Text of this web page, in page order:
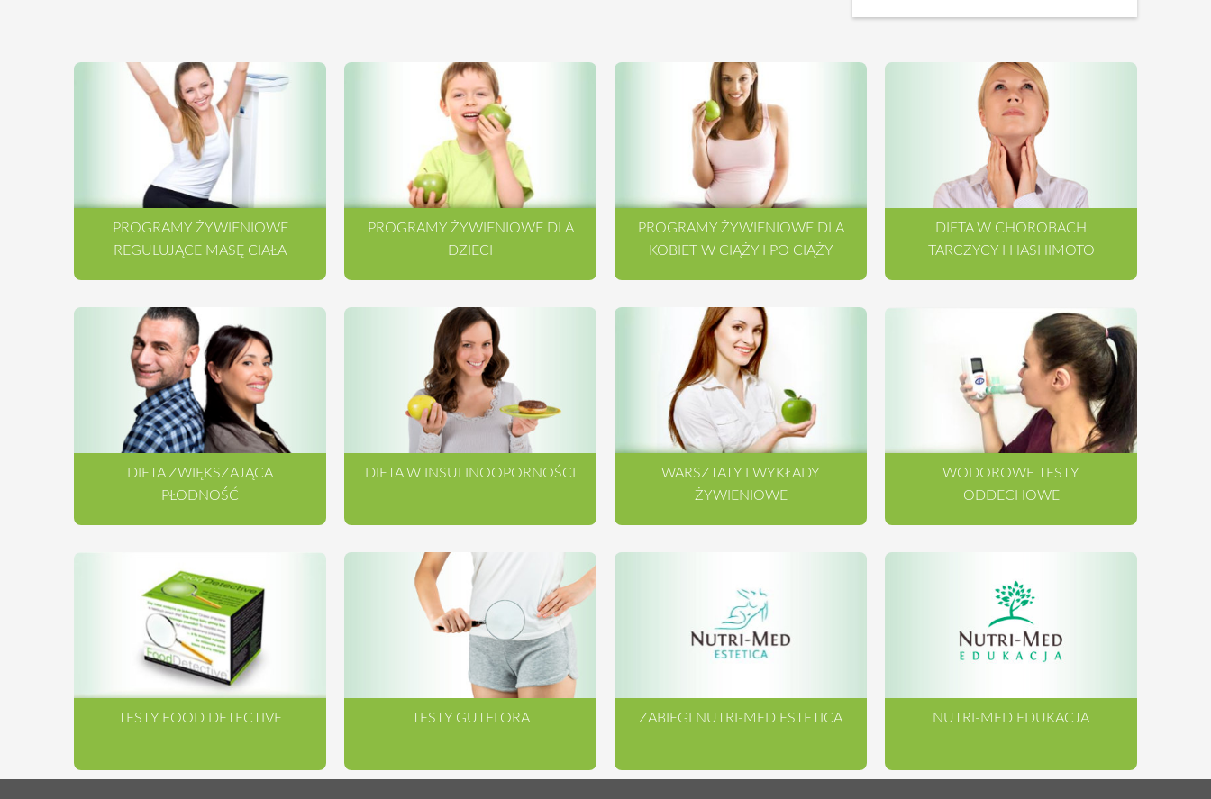
PROGRAMY ŻYWIENIOWE
REGULUJĄCE MASĘ CIAŁA
PROGRAMY ŻYWIENIOWE DLA
DZIECI
PROGRAMY ŻYWIENIOWE DLA
KOBIET W CIĄŻY I PO CIĄŻY
DIETA W CHOROBACH
TARCZYCY I HASHIMOTO
DIETA ZWIĘKSZAJĄCA
PŁODNOŚĆ
DIETA W INSULINOOPORNOŚCI
WARSZTATY I WYKŁADY
ŻYWIENIOWE
WODOROWE TESTY
ODDECHOWE
TESTY FOOD DETECTIVE TESTY GUTFLORA ZABIEGI NUTRI-MED ESTETICA NUTRI-MED EDUKACJA